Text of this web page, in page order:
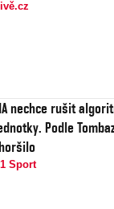
nechce rušit
Podle
Sport